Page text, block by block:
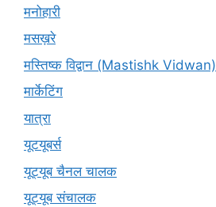
मनोहारी
मसख़रे
मस्तिष्क विद्वान (Mastishk Vidwan)
मार्केटिंग
यात्रा
यूटयूबर्स
यूट्यूब चैनल चालक
यूट्यूब संचालक